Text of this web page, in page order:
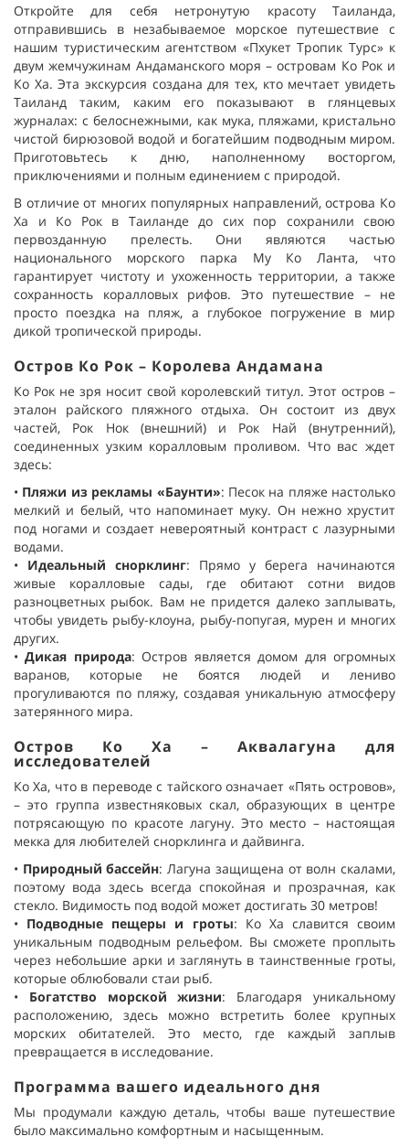
Откройте для себя нетронутую красоту Таиланда,
отправившись в незабываемое морское путешествие с
нашим туристическим агентством «Пхукет Тропик Турс» к
двум жемчужинам Андаманского моря – островам Ко Рок и
Ко Ха. Эта экскурсия создана для тех, кто мечтает увидеть
Таиланд таким, каким его показывают в глянцевых
журналах: с белоснежными, как мука, пляжами, кристально
чистой бирюзовой водой и богатейшим подводным миром.
Приготовьтесь к дню, наполненному восторгом,
приключениями и полным единением с природой.
В отличие от многих популярных направлений, острова Ко
Ха и Ко Рок в Таиланде до сих пор сохранили свою
первозданную прелесть. Они являются частью
национального морского парка Му Ко Ланта, что
гарантирует чистоту и ухоженность территории, а также
сохранность коралловых рифов. Это путешествие – не
просто поездка на пляж, а глубокое погружение в мир
дикой тропической природы.
Остров Ко Рок – Королева Андамана
Ко Рок не зря носит свой королевский титул. Этот остров –
эталон райского пляжного отдыха. Он состоит из двух
частей, Рок Нок (внешний) и Рок Най (внутренний),
соединенных узким коралловым проливом. Что вас ждет
здесь:
• Пляжи из рекламы «Баунти»: Песок на пляже настолько
мелкий и белый, что напоминает муку. Он нежно хрустит
под ногами и создает невероятный контраст с лазурными
водами.
• Идеальный снорклинг: Прямо у берега начинаются
живые коралловые сады, где обитают сотни видов
разноцветных рыбок. Вам не придется далеко заплывать,
чтобы увидеть рыбу-клоуна, рыбу-попугая, мурен и многих
других.
•Дикая природа: Остров является домом для огромных
варанов, которые не боятся людей и лениво
прогуливаются по пляжу, создавая уникальную атмосферу
затерянного мира.
Остров Ко Ха – Аквалагуна для
исследователей
Ко Ха, что в переводе с тайского означает «Пять островов»,
– это группа известняковых скал, образующих в центре
потрясающую по красоте лагуну. Это место – настоящая
мекка для любителей снорклинга и дайвинга.
• Природный бассейн: Лагуна защищена от волн скалами,
поэтому вода здесь всегда спокойная и прозрачная, как
стекло. Видимость под водой может достигать 30 метров!
• Подводные пещеры и гроты: Ко Ха славится своим
уникальным подводным рельефом. Вы сможете проплыть
через небольшие арки и заглянуть в таинственные гроты,
которые облюбовали стаи рыб.
• Богатство морской жизни: Благодаря уникальному
расположению, здесь можно встретить более крупных
морских обитателей. Это место, где каждый заплыв
превращается в исследование.
Программа вашего идеального дня
Мы продумали каждую деталь, чтобы ваше путешествие
было максимально комфортным и насыщенным.